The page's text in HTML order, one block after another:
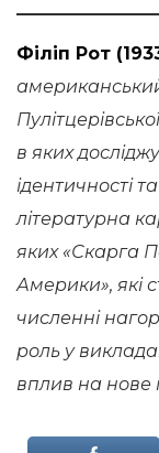
Філіп Рот
в яких
ідентичності
літературна
яких «Скарга
Америки», які
численні
роль у
вплив на нове